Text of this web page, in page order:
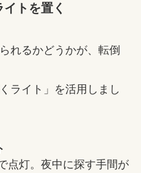
トを置く
れるかどうかが、転倒
ライト」を活用しまし
灯。夜中に探す手間が